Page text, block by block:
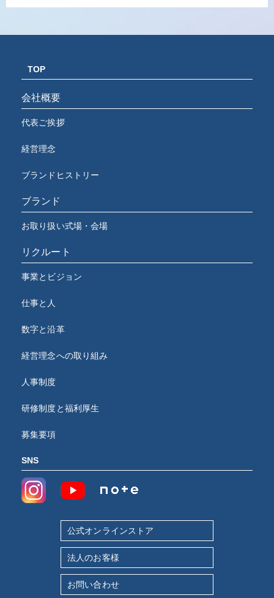
TOP
会社概要
代表ご挨拶
経営理念
ブランドヒストリー
ブランド
お取り扱い式場・会場
リクルート
事業とビジョン
仕事と人
数字と沿革
経営理念への取り組み
人事制度
研修制度と福利厚生
募集要項
SNS
公式オンラインストア
法人のお客様
お問い合わせ